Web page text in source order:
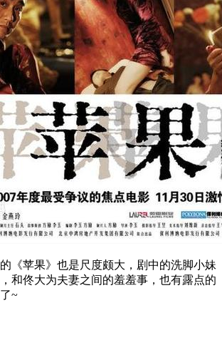
苹果》也是尺度颇大，剧中的洗脚小妹
和佟大为夫妻之间的羞羞事，也有露点的
~